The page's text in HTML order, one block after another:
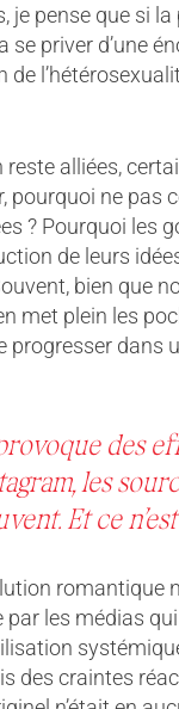
pense que si
priver d’une
de
reste alliées,
pourquoi ne pas
? Pourquoi les
de leurs
bien que
met plein les
dans
des
les
Et ce
romantique
les médias
des craintes